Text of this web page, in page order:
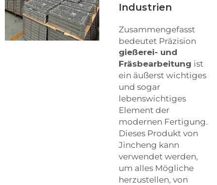
Industrien
Zusammengefasst
bedeutet Präzision
gießerei- und
Fräsbearbeitung ist
ein äußerst wichtiges
und sogar
lebenswichtiges
Element der
modernen Fertigung.
Dieses Produkt von
Jincheng kann
verwendet werden,
um alles Mögliche
herzustellen, von